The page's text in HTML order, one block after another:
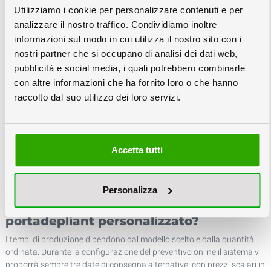
Utilizziamo i cookie per personalizzare contenuti e per
analizzare il nostro traffico. Condividiamo inoltre
informazioni sul modo in cui utilizza il nostro sito con i
nostri partner che si occupano di analisi dei dati web,
pubblicità e social media, i quali potrebbero combinarle
con altre informazioni che ha fornito loro o che hanno
raccolto dal suo utilizzo dei loro servizi.
Accetta tutti
Personalizza
attività che a grandi reti di negozi.
I portadepliant possono contenere più
formati di stampati
contemporaneamente?
Sì, diversi modelli sono disponibili in più misure di tasca, per ospitare
adattarsi ad ospitare depliant, flyer, riviste o cataloghi di formati
diversi ma non contemporaneamnente.
anche per un uso prolungato?
Il cartone teso e il cartone ondulato sono pensati per un utilizzo in
contesti più esposti consigliamo i modelli in polipropilene, ,plexyglas o
polistirolo che sono più resistenti nel tempo.
Quanto tempo serve per ricevere un
portadepliant personalizzato?
I tempi di produzione dipendono dal modello scelto e dalla quantità
ordinata. Durante la configurazione del preventivo online il sistema vi
proporrà sempre tre date di consegna alternative, con prezzi scalari in